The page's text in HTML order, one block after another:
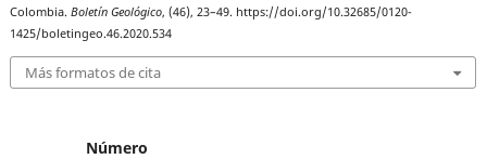
Colombia.Boletín Geológico, (46), 23–49. https://doi.org/10.32685/0120-
1425/boletingeo.46.2020.534
Más formatos de cita
Número